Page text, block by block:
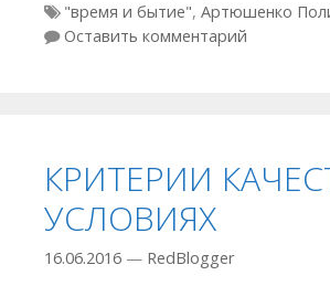
Метки
"время и бытие", Артюшенко
Оставить комментарий
КРИТЕРИИ
УСЛОВИЯХ
16.06.2016 — RedBlogger